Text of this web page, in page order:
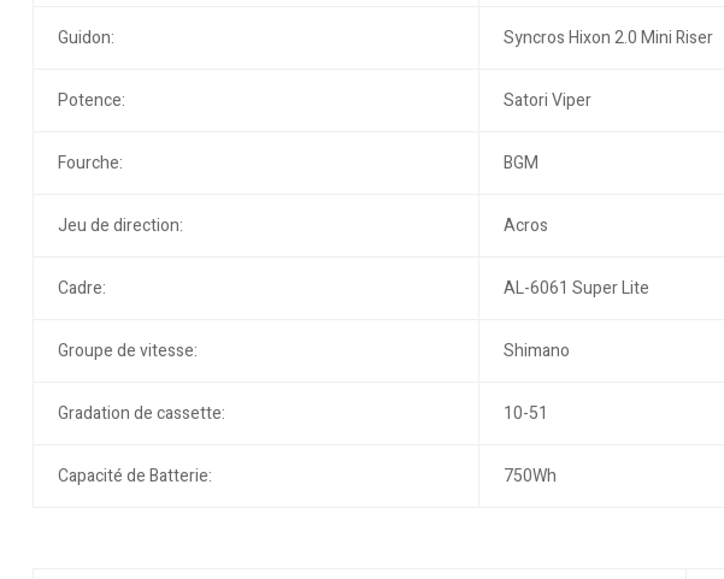
Guidon: Syncros Hixon 2.0 Mini Riser
Potence: Satori Viper
Fourche: BGM
Jeu de direction: Acros
Cadre: AL-6061 Super Lite
Groupe de vitesse: Shimano
Gradation de cassette: 10-51
Capacité de Batterie: 750Wh